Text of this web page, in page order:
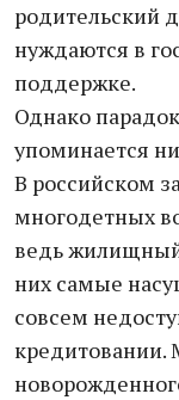
родительский
нуждаются в
поддержке.
Однако
упоминается
В российском
многодетных
ведь
них самые
совсем
кредитовании.